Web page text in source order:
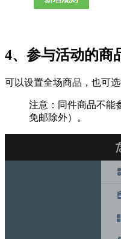
4、参与活动的商
可以设置全场商品，也可
注意：同件商品不能
免邮除外）。